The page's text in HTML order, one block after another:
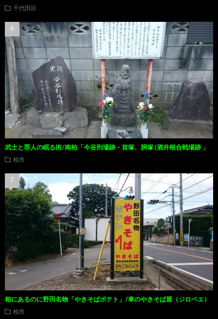
千代田区
武士と罪人の眠る街/南柏「今谷刑場跡・首塚、胴塚 (酒井根合戦場跡 」
柏市
柏にあるのに野田名物「やきそばポテト」/車のやきそば屋（ジロベエ）
柏市